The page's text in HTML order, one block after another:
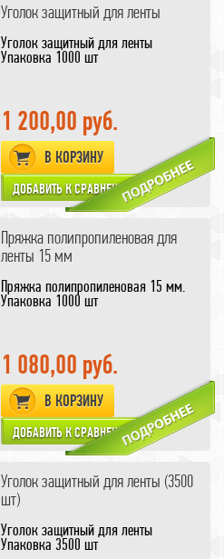
Уголок защитный для ленты
Уголок защитный для ленты
Упаковка 1000 шт
1 200,00 руб.
В КОРЗИНУ
Пряжка полипропиленовая для
ленты 15 мм
Пряжка полипропиленовая 15 мм.
Упаковка 1000 шт
1 080,00 руб.
В КОРЗИНУ
Уголок защитный для ленты (3500
шт)
Уголок защитный для ленты
Упаковка 3500 шт